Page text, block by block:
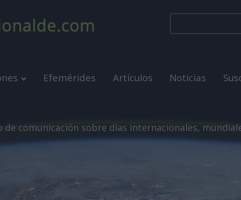
Efemérides Artículos Noticias
de comunicación sobre días internacionales,